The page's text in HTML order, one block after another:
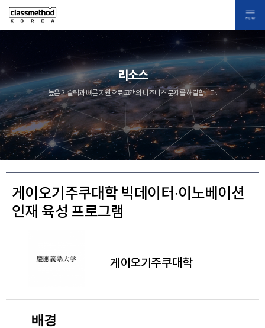
리소스
높은 기술력과 빠른 지원으로 고객의 비즈니스 문제를 해결합니다.
게이오기주쿠대학 빅데이터·이노베이션
인재 육성 프로그램
게이오기주쿠대학
배경